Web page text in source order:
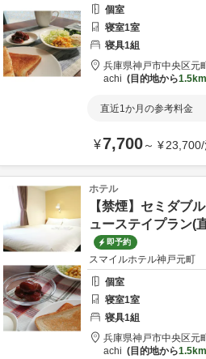
個室
寝室1室
寝具1組
兵庫県神戸市中央区元
achi
目的地から1.5km
直近1か月の参考料金
¥7,700～ ¥23,700/
ホテル
【禁煙】セミダブ
ューステイプラン(
即予約
スマイルホテル神戸元町
個室
寝室1室
寝具1組
兵庫県神戸市中央区元
achi
目的地から1.5km